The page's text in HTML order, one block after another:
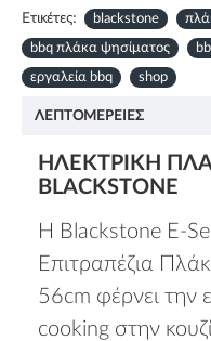
Ετικέτες: blackstone
bbq πλάκα ψησίματος
εργαλεία bbq shop
ΛΕΠΤΟΜΈΡΕΙΕΣ
ΗΛΕΚΤΡΙΚΉ
BLACKSTONE
Η Blackstone E-
Επιτραπέζια
56cm φέρνει την
cooking στην